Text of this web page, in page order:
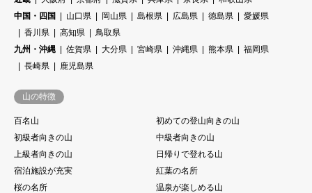
中国・四国
山口県 岡山県 島根県 広島県 徳島県
愛媛県
香川県
高知県
鳥取県
九州・沖縄
佐賀県 大分県 宮崎県 沖縄県 熊本県
福岡県
長崎県
鹿児島県
山の特徴
百名山
初めての登山向きの山
初級者向きの山
中級者向きの山
上級者向きの山
日帰りで登れる山
宿泊施設が充実
紅葉の名所
桜の名所
温泉が楽しめる山